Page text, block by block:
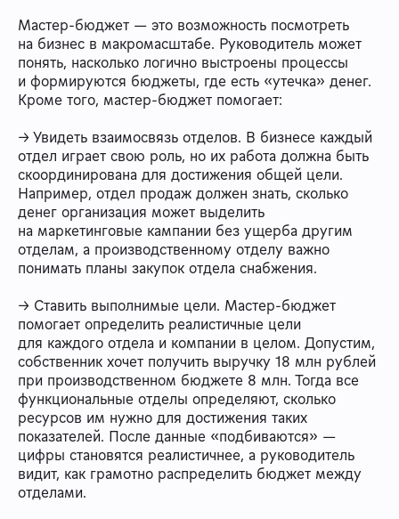
Мастер-бюджет — это возможность посмотреть
на бизнес в макромасштабе. Руководитель может
понять, насколько логично выстроены процессы
и формируются бюджеты, где есть «утечка» денег.
Кроме того, мастер-бюджет помогает:
→ Увидеть взаимосвязь отделов. В бизнесе каждый
отдел играет свою роль, но их работа должна быть
скоординирована для достижения общей цели.
Например, отдел продаж должен знать, сколько
денег организация может выделить
на маркетинговые кампании без ущерба другим
отделам, а производственному отделу важно
понимать планы закупок отдела снабжения.
→ Ставить выполнимые цели. Мастер-бюджет
помогает определить реалистичные цели
для каждого отдела и компании в целом. Допустим,
собственник хочет получить выручку 18 млн рублей
при производственном бюджете 8 млн. Тогда все
функциональные отделы определяют, сколько
ресурсов им нужно для достижения таких
показателей. После данные «подбиваются» —
цифры становятся реалистичнее, а руководитель
видит, как грамотно распределить бюджет между
отделами.